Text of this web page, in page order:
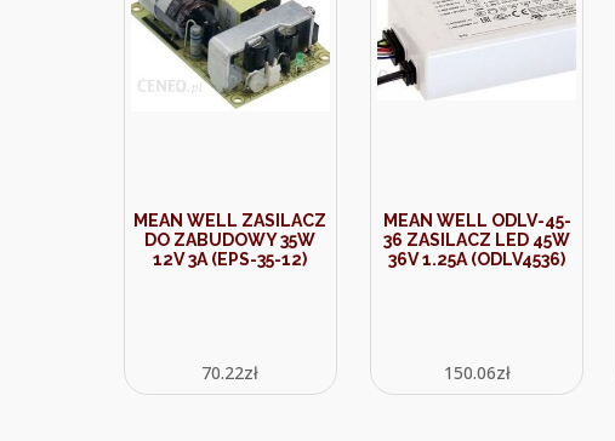
MEAN WELL ZASILACZ
DO ZABUDOWY 35W
12V 3A (EPS-35-12)
70.22zł
MEAN WELL ODLV-45-
36 ZASILACZ LED 45W
36V 1.25A (ODLV4536)
150.06zł